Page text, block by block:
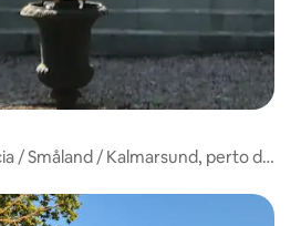
/ Småland / Kalmarsund, perto do